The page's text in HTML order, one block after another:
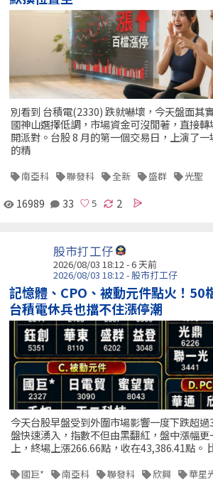
別看到 台積電(2330) 跌就嚇壞，今天盤面其
國神山選擇低調，市場資金可沒閒著，直接
開派對。台股 8 月的第一個交易日，上演了
的精
南亞科 聯發科 全新 盛群 光聖
16989 33 2
股市打工仔
2026/08/03 18:12 - 6 天前
2026/08/03 18:12 - 股市打工仔
記憶體、CPO、被動元件點火！50
台積電休兵也擋不住漲停潮
今天台股早盤受到外圍市場影響一度下跌超
盤快速湧入，指數不但由黑翻紅，盤中漲幅
上，終場上漲266.66點，收在43,386.41點。
國巨* 南亞科 聯發科 欣興 華星